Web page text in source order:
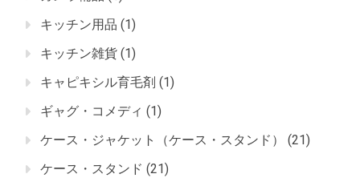
キッチン用品 (1)
キッチン雑貨 (1)
キャピキシル育毛剤 (1)
ギャグ・コメディ (1)
ケース・ジャケット（ケース・スタンド）
(21)
ケース・スタンド (21)